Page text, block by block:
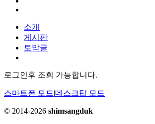
소개
게시판
토막글
로그인후 조회 가능합니다.
스마트폰 모드|데스크탑 모드
© 2014-2026 shimsangduk